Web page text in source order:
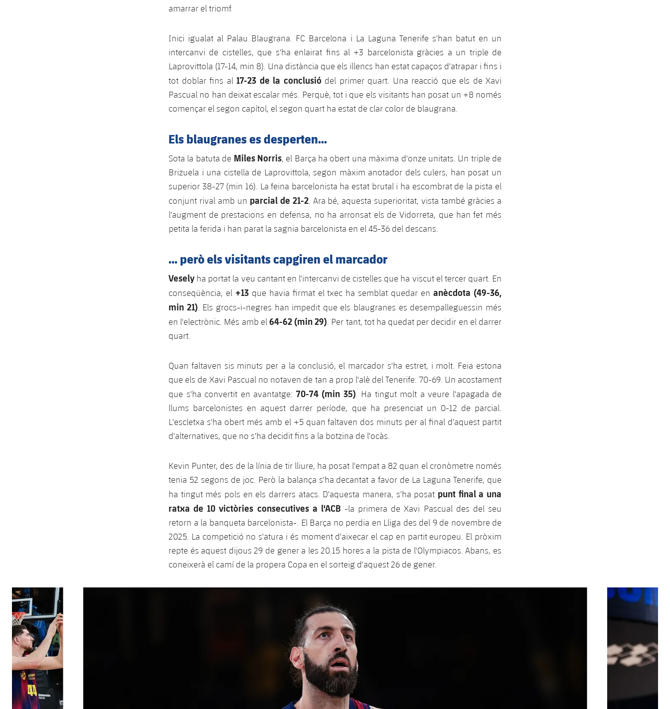
amarrar el triomf.
Inici igualat al Palau Blaugrana. FC Barcelona i La Laguna Tenerife s'han batut en un
intercanvi de cistelles, que s'ha enlairat fins al +3 barcelonista gràcies a un triple de
Laprovittola (17-14, min 8). Una distància que els illencs han estat capaços d'atrapar i fins i
tot doblar fins al 17-23 de la conclusió del primer quart. Una reacció que els de Xavi
Pascual no han deixat escalar més. Perquè, tot i que els visitants han posat un +8 només
començar el segon capítol, el segon quart ha estat de clar color de blaugrana.
Els blaugranes es desperten...
Sota la batuta de Miles Norris, el Barça ha obert una màxima d'onze unitats. Un triple de
Brizuela i una cistella de Laprovittola, segon màxim anotador dels culers, han posat un
superior 38-27 (min 16). La feina barcelonista ha estat brutal i ha escombrat de la pista el
conjunt rival amb un parcial de 21-2. Ara bé, aquesta superioritat, vista també gràcies a
l'augment de prestacions en defensa, no ha arronsat els de Vidorreta, que han fet més
petita la ferida i han parat la sagnia barcelonista en el 45-36 del descans.
... però els visitants capgiren el marcador
Vesely ha portat la veu cantant en l'intercanvi de cistelles que ha viscut el tercer quart. En
conseqüència, el +13 que havia firmat el txec ha semblat quedar enanècdota (49-36,
min 21) . Els grocs-i-negres han impedit que els blaugranes es desempalleguessin més
en l'electrònic. Més amb el 64-62 (min 29) . Per tant, tot ha quedat per decidir en el darrer
quart.
Quan faltaven sis minuts per a la conclusió, el marcador s'ha estret, i molt. Feia estona
que els de Xavi Pascual no notaven de tan a prop l'alè del Tenerife: 70-69. Un acostament
que s'ha convertit en avantatge: 70-74 (min 35) . Ha tingut molt a veure l'apagada de
llums barcelonistes en aquest darrer període, que ha presenciat un 0-12 de parcial.
L'escletxa s'ha obert més amb el +5 quan faltaven dos minuts per al final d'aquest partit
d'alternatives, que no s'ha decidit fins a la botzina de l'ocàs.
Kevin Punter, des de la línia de tir lliure, ha posat l'empat a 82 quan el cronòmetre només
tenia 52 segons de joc. Però la balança s'ha decantat a favor de La Laguna Tenerife, que
ha tingut més pols en els darrers atacs. D'aquesta manera, s'ha posat punt final a una
ratxa de 10 victòries consecutives a l'ACB -la primera de Xavi Pascual des del seu
retorn a la banqueta barcelonista-. El Barça no perdia en Lliga des del 9 de novembre de
2025. La competició no s'atura i és moment d'aixecar el cap en partit europeu. El pròxim
repte és aquest dijous 29 de gener a les 20.15 hores a la pista de l'Olympiacos. Abans, es
coneixerà el camí de la propera Copa en el sorteig d'aquest 26 de gener.
Anterior
label.aria.chevronleft Següent